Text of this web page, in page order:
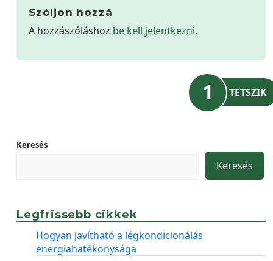
Szóljon hozzá
A hozzászóláshoz be kell jelentkezni.
1 TETSZIK
Keresés
Keresés
Legfrissebb cikkek
Hogyan javítható a légkondicionálás
energiahatékonysága